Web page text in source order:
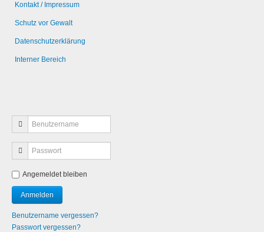
Kontakt / Impressum
Schutz vor Gewalt
Datenschutzerklärung
Interner Bereich
Angemeldet bleiben
Benutzername vergessen?
Passwort vergessen?